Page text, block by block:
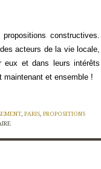
constructives.
acteurs de la vie locale,
eux et dans leurs intérêts
maintenant et ensemble !
, PARIS, PROPOSITIONS